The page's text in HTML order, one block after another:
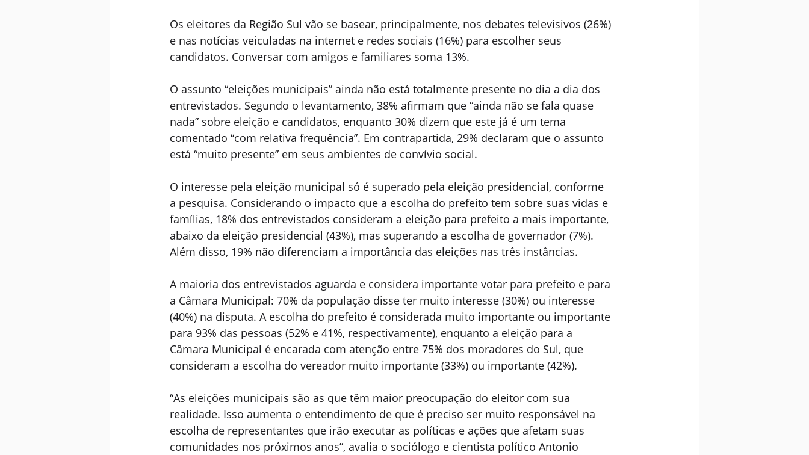
Os eleitores da Região Sul vão se basear, principalmente, nos debates televisivos (26%)
e nas notícias veiculadas na internet e redes sociais (16%) para escolher seus
candidatos. Conversar com amigos e familiares soma 13%.
O assunto “eleições municipais” ainda não está totalmente presente no dia a dia dos
entrevistados. Segundo o levantamento, 38% afirmam que “ainda não se fala quase
nada” sobre eleição e candidatos, enquanto 30% dizem que este já é um tema
comentado “com relativa frequência”. Em contrapartida, 29% declaram que o assunto
está “muito presente” em seus ambientes de convívio social.
O interesse pela eleição municipal só é superado pela eleição presidencial, conforme
a pesquisa. Considerando o impacto que a escolha do prefeito tem sobre suas vidas e
famílias, 18% dos entrevistados consideram a eleição para prefeito a mais importante,
abaixo da eleição presidencial (43%), mas superando a escolha de governador (7%).
Além disso, 19% não diferenciam a importância das eleições nas três instâncias.
A maioria dos entrevistados aguarda e considera importante votar para prefeito e para
a Câmara Municipal: 70% da população disse ter muito interesse (30%) ou interesse
(40%) na disputa. A escolha do prefeito é considerada muito importante ou importante
para 93% das pessoas (52% e 41%, respectivamente), enquanto a eleição para a
Câmara Municipal é encarada com atenção entre 75% dos moradores do Sul, que
consideram a escolha do vereador muito importante (33%) ou importante (42%).
“As eleições municipais são as que têm maior preocupação do eleitor com sua
realidade. Isso aumenta o entendimento de que é preciso ser muito responsável na
escolha de representantes que irão executar as políticas e ações que afetam suas
comunidades nos próximos anos”, avalia o sociólogo e cientista político Antonio